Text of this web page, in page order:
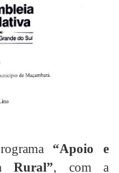
“Apoio e
Rural”, com a